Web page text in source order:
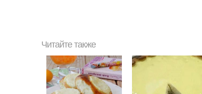
Читайте также